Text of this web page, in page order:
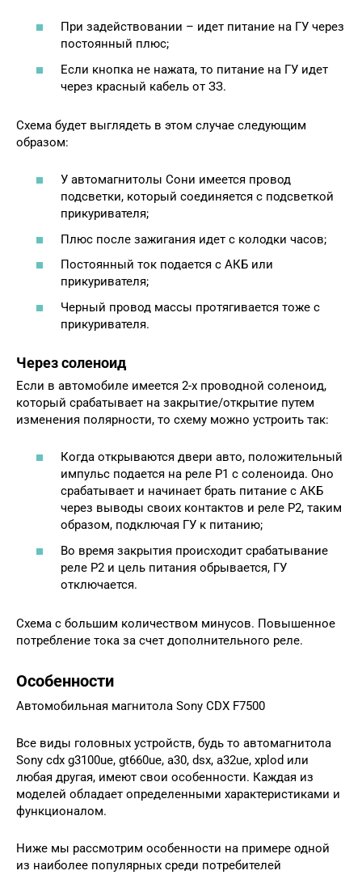
При задействовании – идет питание на ГУ через
постоянный плюс;
Если кнопка не нажата, то питание на ГУ идет
через красный кабель от ЗЗ.
Схема будет выглядеть в этом случае следующим
образом:
У автомагнитолы Сони имеется провод
подсветки, который соединяется с подсветкой
прикуривателя;
Плюс после зажигания идет с колодки часов;
Постоянный ток подается с АКБ или
прикуривателя;
Черный провод массы протягивается тоже с
прикуривателя.
Через соленоид
Если в автомобиле имеется 2-х проводной соленоид,
который срабатывает на закрытие/открытие путем
изменения полярности, то схему можно устроить так:
Когда открываются двери авто, положительный
импульс подается на реле Р1 с соленоида. Оно
срабатывает и начинает брать питание с АКБ
через выводы своих контактов и реле Р2, таким
образом, подключая ГУ к питанию;
Во время закрытия происходит срабатывание
реле Р2 и цель питания обрывается, ГУ
отключается.
Схема с большим количеством минусов. Повышенное
потребление тока за счет дополнительного реле.
Особенности
Автомобильная магнитола Sony CDX F7500
Все виды головных устройств, будь то автомагнитола
Sony cdx g3100ue, gt660ue, а30, dsx, a32ue, xplod или
любая другая, имеют свои особенности. Каждая из
моделей обладает определенными характеристиками и
функционалом.
Ниже мы рассмотрим особенности на примере одной
из наиболее популярных среди потребителей